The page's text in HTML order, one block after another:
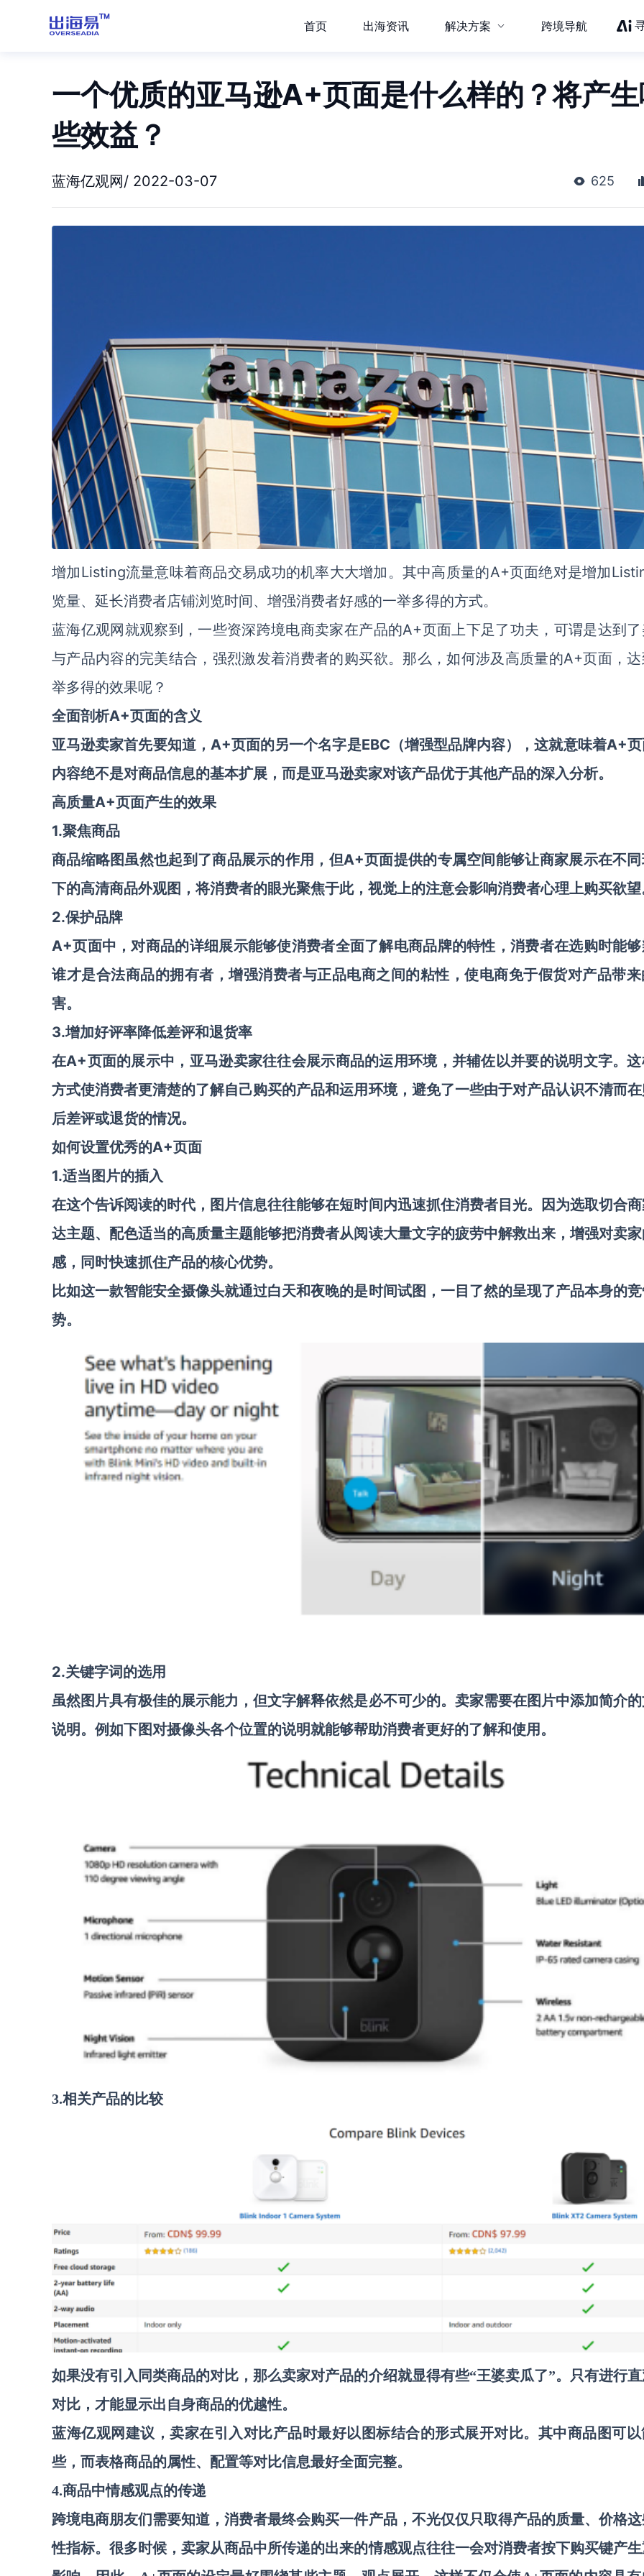
首页 出海资讯 解决方案 跨境导航
一个优质的亚马逊A+页面是什么样的？将产
些效益？
蓝海亿观网/ 2022-03-07 625
增加Listing流量意味着商品交易成功的机率大大增加。其中高质量的A+页面绝对是增加
览量、延长消费者店铺浏览时间、增强消费者好感的一举多得的方式。
蓝海亿观网就观察到，一些资深跨境电商卖家在产品的A+页面上下足了功夫，可谓是达到
与产品内容的完美结合，强烈激发着消费者的购买欲。那么，如何涉及高质量的A+页面，
举多得的效果呢？
全面剖析A+页面的含义
亚马逊卖家首先要知道， A+页面的另一个名字是EBC （增强型品牌内容），这就意味着A+
内容绝不是对商品信息的基本扩展，而是亚马逊卖家对该产品优于其他产品的深入分析。
高质量A+页面产生的效果
1.聚焦商品
商品缩略图虽然也起到了商品展示的作用，但A+页面提供的专属空间能够让商家展示在不
下的高清商品外观图，将消费者的眼光聚焦于此，视觉上的注意会影响消费者心理上购买欲望
2.保护品牌
A+页面中，对商品的详细展示能够使消费者全面了解电商品牌的特性，消费者在选购时能
谁才是合法商品的拥有者，增强消费者与正品电商之间的粘性，使电商免于假货对产品带
害。
3.增加好评率降低差评和退货率
在A+页面的展示中，亚马逊卖家往往会展示商品的运用环境，并辅佐以并要的说明文字。
方式使消费者更清楚的了解自己购买的产品和运用环境，避免了一些由于对产品认识不清而
后差评或退货的情况。
如何设置优秀的A+页面
1.适当图片的插入
在这个告诉阅读的时代，图片信息往往能够在短时间内迅速抓住消费者目光。因为选取切合
达主题、配色适当的高质量主题能够把消费者从阅读大量文字的疲劳中解救出来，增强对卖
感，同时快速抓住产品的核心优势。
比如这一款智能安全摄像头就通过白天和夜晚的是时间试图，一目了然的呈现了产品本身的
势。
2.关键字词的选用
虽然图片具有极佳的展示能力，但文字解释依然是必不可少的。卖家需要在图片中添加简介
说明。例如下图对摄像头各个位置的说明就能够帮助消费者更好的了解和使用。
3.相关产品的比较
如果没有引入同类商品的对比，那么卖家对产品的介绍就显得有些“王婆卖瓜了”。只有进行
对比，才能显示出自身商品的优越性。
蓝海亿观网建议，卖家在引入对比产品时最好以图标结合的形式展开对比。其中商品图可
些，而表格商品的属性、配置等对比信息最好全面完整。
4.商品中情感观点的传递
跨境电商朋友们需要知道，消费者最终会购买一件产品，不光仅仅只取得产品的质量、价格
性指标。很多时候，卖家从商品中所传递的出来的情感观点往往一会对消费者按下购买键产